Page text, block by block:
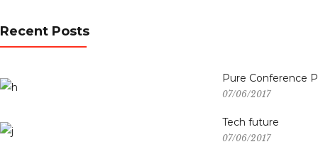
Recent Posts
Pure Conference
07/06/2017
Tech future
07/06/2017